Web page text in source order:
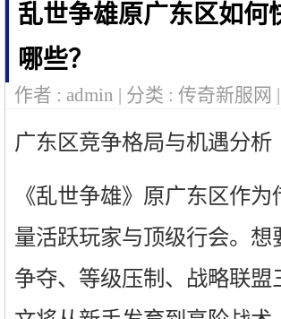
乱世争雄原广东区如何
哪些？
作者 : admin | 分类 : 传奇新服网
广东区竞争格局与机遇分析
《乱世争雄》原广东区作
量活跃玩家与顶级行会。
争夺、等级压制、战略联